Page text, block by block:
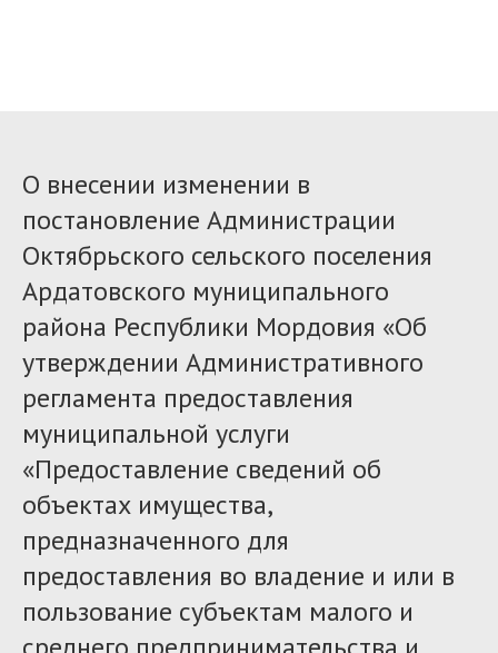
О внесении изменении в
постановление Администрации
Октябрьского сельского поселения
Ардатовского муниципального
района Республики Мордовия «Об
утверждении Административного
регламента предоставления
муниципальной услуги
«Предоставление сведений об
объектах имущества,
предназначенного для
предоставления во владение и или в
пользование субъектам малого и